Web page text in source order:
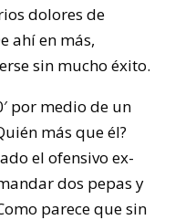
dolores de
ahí en más,
sin mucho éxito.
por medio de un
más que él?
el ofensivo ex-
dos pepas y
parece que sin